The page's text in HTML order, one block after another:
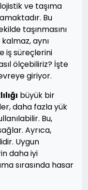
ve taşıma
Bu
taşınmasını
aynı
iş süreçlerini
ölçebiliriz? İşte
giriyor.
büyük bir
daha fazla yük
Bu,
Ayrıca,
Uygun
daha iyi
sırasında hasar